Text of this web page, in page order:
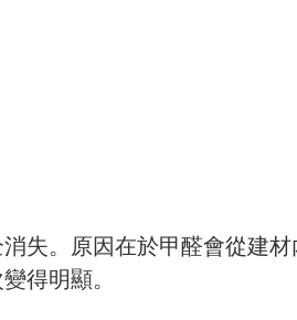
失。原因在於甲醛會從建
得明顯。